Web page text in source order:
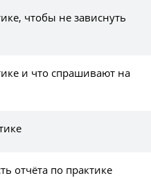
чтобы не зависнуть
и что спрашивают на
отчёта по практике